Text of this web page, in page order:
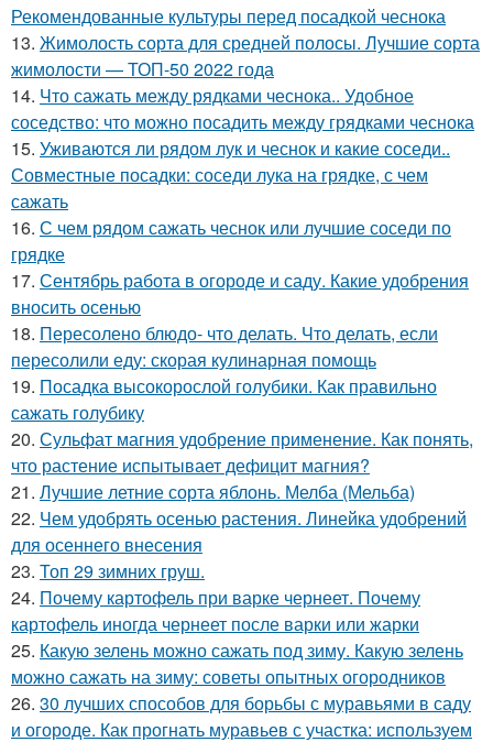
Рекомендованные культуры перед посадкой чеснока
13. Жимолость сорта для средней полосы. Лучшие сорта
жимолости — ТОП-50 2022 года
14. Что сажать между рядками чеснока.. Удобное
соседство: что можно посадить между грядками чеснока
15. Уживаются ли рядом лук и чеснок и какие соседи..
Совместные посадки: соседи лука на грядке, с чем
сажать
16. С чем рядом сажать чеснок или лучшие соседи по
грядке
17. Сентябрь работа в огороде и саду. Какие удобрения
вносить осенью
18. Пересолено блюдо- что делать. Что делать, если
пересолили еду: скорая кулинарная помощь
19. Посадка высокорослой голубики. Как правильно
сажать голубику
20. Сульфат магния удобрение применение. Как понять,
что растение испытывает дефицит магния?
21. Лучшие летние сорта яблонь. Мелба (Мельба)
22. Чем удобрять осенью растения. Линейка удобрений
для осеннего внесения
23. Топ 29 зимних груш.
24. Почему картофель при варке чернеет. Почему
картофель иногда чернеет после варки или жарки
25. Какую зелень можно сажать под зиму. Какую зелень
можно сажать на зиму: советы опытных огородников
26. 30 лучших способов для борьбы с муравьями в саду
и огороде. Как прогнать муравьев с участка: используем